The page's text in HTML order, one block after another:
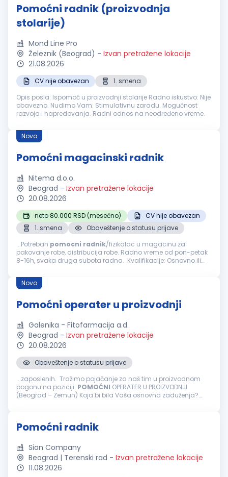
Pomoćni radnik (proizvodnja
stolarije)
Mond Line Pro
Železnik (Beograd) - Izvan pretražene lokacije
21.08.2026
CV nije obavezan
1. smena
Opis posla: Ispomoć u proizvodnji stolarije Radno iskustvo: Nije
obavezno. Nudimo Vam: Stimulativnu zaradu. Mogućnost
razvoja i napredovanja. Radni odnos na neodređeno vreme.
Novo
Pomoćni magacinski radnik
Nitema d.o.o.
Beograd - Izvan pretražene lokacije
20.08.2026
neto 80.000 RSD (mesečno)
CV nije obavezan
1. smena
Obaveštenje o statusu prijave
...Potreban pomocni radnik/fizikalac u magacinu za
pakovanje robe, distribucija robe. Radno vreme od pon-petak
8-16h, svaka druga subota radna. Kvalifikacije: Osnovno ili
Organizovanost...
Novo
Pomoćni operater u proizvodnji
Galenika - Fitofarmacija a.d.
Beograd - Izvan pretražene lokacije
20.08.2026
Obaveštenje o statusu prijave
...zaposlenih. Tražimo pojačanje za naš tim u proizvodnom
pogonu na poziciji: POMOĆNI OPERATER U PROIZVODNJI
(Beograd – Zemun) Koja bi bila Vaša osnovna zaduženja?
Pomoćni radnik
Sion Company
Beograd | Terenski rad - Izvan pretražene lokacije
11.08.2026